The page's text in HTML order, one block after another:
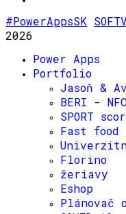
#PowerAppsSK
2026
Power Apps
Portfolio
Jasoň &
BERI -
SPORT
Fast food
Florino
žeriavy
Eshop
Plánovač